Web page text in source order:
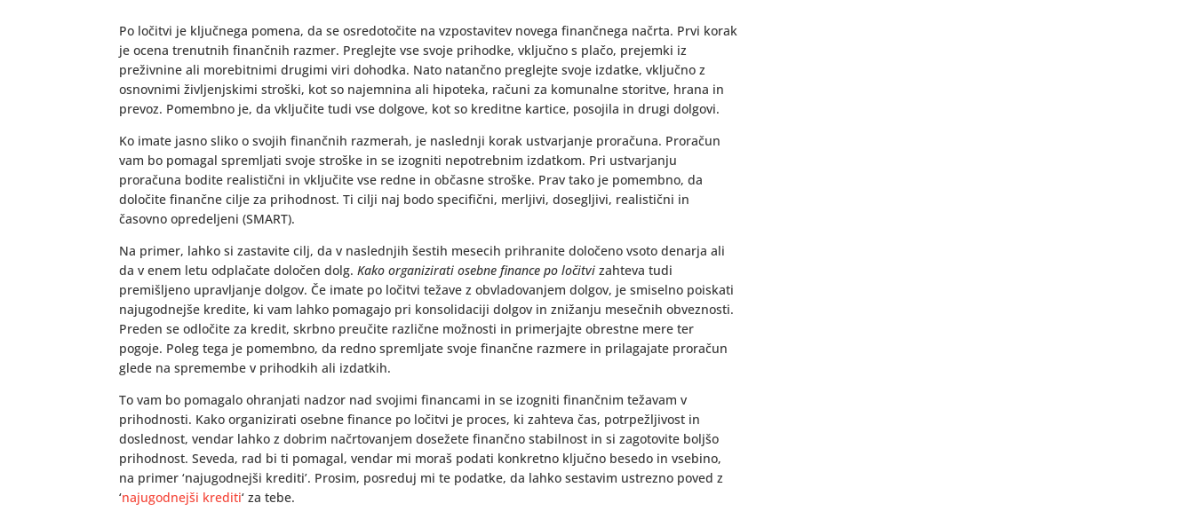
Po ločitvi je ključnega pomena, da se osredotočite na vzpostavitev novega finančnega načrta. Prvi korak
je ocena trenutnih finančnih razmer. Preglejte vse svoje prihodke, vključno s plačo, prejemki iz
preživnine ali morebitnimi drugimi viri dohodka. Nato natančno preglejte svoje izdatke, vključno z
osnovnimi življenjskimi stroški, kot so najemnina ali hipoteka, računi za komunalne storitve, hrana in
prevoz. Pomembno je, da vključite tudi vse dolgove, kot so kreditne kartice, posojila in drugi dolgovi.
Ko imate jasno sliko o svojih finančnih razmerah, je naslednji korak ustvarjanje proračuna. Proračun
vam bo pomagal spremljati svoje stroške in se izogniti nepotrebnim izdatkom. Pri ustvarjanju
proračuna bodite realistični in vključite vse redne in občasne stroške. Prav tako je pomembno, da
določite finančne cilje za prihodnost. Ti cilji naj bodo specifični, merljivi, dosegljivi, realistični in
časovno opredeljeni (SMART).
Na primer, lahko si zastavite cilj, da v naslednjih šestih mesecih prihranite določeno vsoto denarja ali
da v enem letu odplačate določen dolg.Kako organizirati osebne finance po ločitvi zahteva tudi
premišljeno upravljanje dolgov. Če imate po ločitvi težave z obvladovanjem dolgov, je smiselno poiskati
najugodnejše kredite, ki vam lahko pomagajo pri konsolidaciji dolgov in znižanju mesečnih obveznosti.
Preden se odločite za kredit, skrbno preučite različne možnosti in primerjajte obrestne mere ter
pogoje. Poleg tega je pomembno, da redno spremljate svoje finančne razmere in prilagajate proračun
glede na spremembe v prihodkih ali izdatkih.
To vam bo pomagalo ohranjati nadzor nad svojimi financami in se izogniti finančnim težavam v
prihodnosti. Kako organizirati osebne finance po ločitvi je proces, ki zahteva čas, potrpežljivost in
doslednost, vendar lahko z dobrim načrtovanjem dosežete finančno stabilnost in si zagotovite boljšo
prihodnost. Seveda, rad bi ti pomagal, vendar mi moraš podati konkretno ključno besedo in vsebino,
na primer ‘najugodnejši krediti’. Prosim, posreduj mi te podatke, da lahko sestavim ustrezno poved z
‘najugodnejši krediti‘ za tebe.